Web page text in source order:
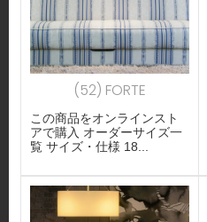
(52) FORTE
この商品をオンラインスト
アで購入 オーダーサイズ一
覧 サイズ・仕様 18...